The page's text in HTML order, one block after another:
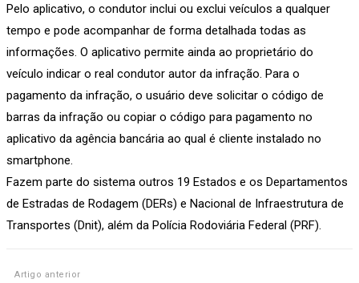
Pelo aplicativo, o condutor inclui ou exclui veículos a qualquer
tempo e pode acompanhar de forma detalhada todas as
informações. O aplicativo permite ainda ao proprietário do
veículo indicar o real condutor autor da infração. Para o
pagamento da infração, o usuário deve solicitar o código de
barras da infração ou copiar o código para pagamento no
aplicativo da agência bancária ao qual é cliente instalado no
smartphone.
Fazem parte do sistema outros 19 Estados e os Departamentos
de Estradas de Rodagem (DERs) e Nacional de Infraestrutura de
Transportes (Dnit), além da Polícia Rodoviária Federal (PRF).
Artigo anterior